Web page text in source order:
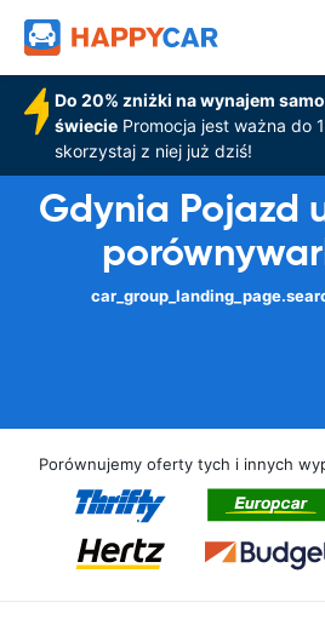
Do 20% zniżki na wynajem
świeciePromocja jest ważna do
skorzystaj z niej już dziś!
Gdynia Pojazd
Porównujemy oferty tych i innych